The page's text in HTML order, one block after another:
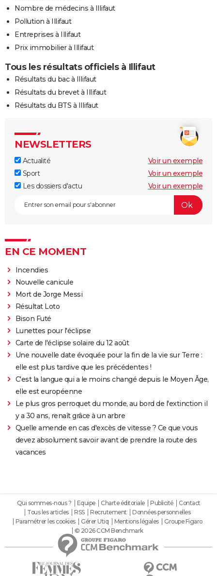
Nombre de médecins à Illifaut
Pollution à Illifaut
Entreprises à Illifaut
Prix immobilier à Illifaut
Tous les résultats officiels à Illifaut
Résultats du bac à Illifaut
Résultats du brevet à Illifaut
Résultats du BTS à Illifaut
NEWSLETTERS
Actualité
Voir un exemple
Sport
Voir un exemple
Les dossiers d'actu
Voir un exemple
EN CE MOMENT
Incendies
Nouvelle canicule
Mort de Jorge Messi
Résultat Loto
Bison Futé
Lunettes pour l'éclipse
Carte de l'éclipse solaire du 12 août
Une nouvelle date évoquée pour la fin de la vie sur Terre :
elle est plus tardive que les précédentes !
C'est la langue qui a le moins changé depuis le Moyen Âge,
elle est européenne
Le plus gros perroquet du monde, au bord de l'extinction il
y a 30 ans, renaît grâce à un arbre
Quelle amende en cas d'excès de vitesse ? Ce que vous
devez absolument savoir avant de prendre la route des
vacances
Qui sommes-nous ? Equipe Charte éditoriale Publicité
Contact
Tous les articles
RSS Recrutement
Données personnelles
Paramétrer les cookies
Gérer Utiq Mentions légales
Groupe Figaro
© 2026 CCM Benchmark